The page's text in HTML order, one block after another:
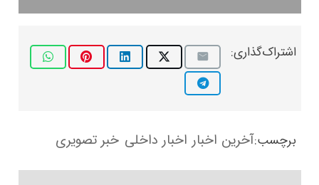
اشتراک‌گذاری:
برچسب:آخرین اخبار اخبار داخلی خبر تصویری